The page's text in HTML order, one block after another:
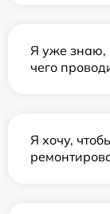
Я уже знаю,
чего
Я хочу,